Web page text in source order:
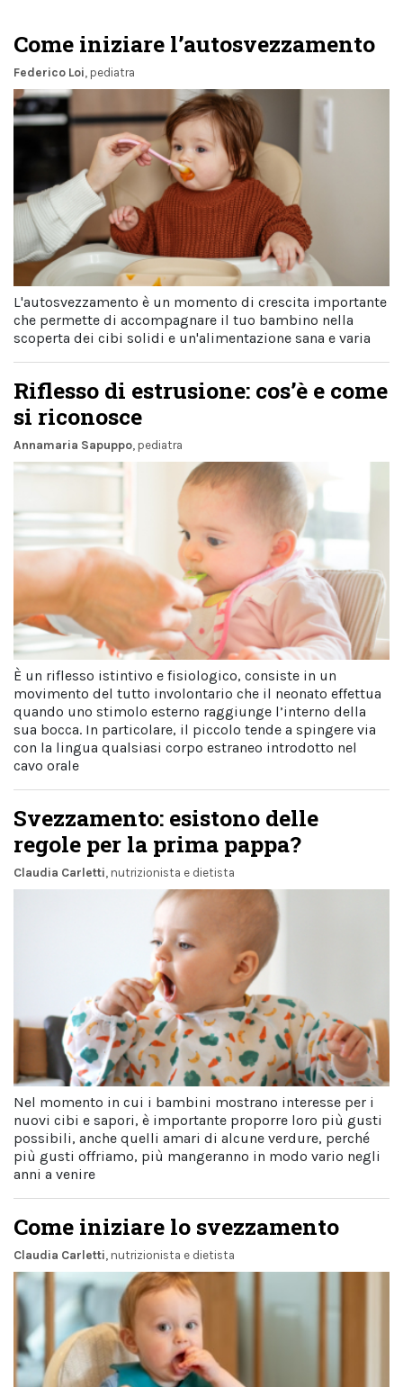
Come iniziare l’autosvezzamento
Federico Loi, pediatra
L'autosvezzamento è un momento di crescita importante
che permette di accompagnare il tuo bambino nella
scoperta dei cibi solidi e un'alimentazione sana e varia
Riflesso di estrusione: cos’è e come
si riconosce
Annamaria Sapuppo, pediatra
È un riflesso istintivo e fisiologico, consiste in un
movimento del tutto involontario che il neonato effettua
quando uno stimolo esterno raggiunge l’interno della
sua bocca. In particolare, il piccolo tende a spingere via
con la lingua qualsiasi corpo estraneo introdotto nel
cavo orale
Svezzamento: esistono delle
regole per la prima pappa?
Claudia Carletti , nutrizionista e dietista
Nel momento in cui i bambini mostrano interesse per i
nuovi cibi e sapori, è importante proporre loro più gusti
possibili, anche quelli amari di alcune verdure, perché
più gusti offriamo, più mangeranno in modo vario negli
anni a venire
Come iniziare lo svezzamento
Claudia Carletti, nutrizionista e dietista